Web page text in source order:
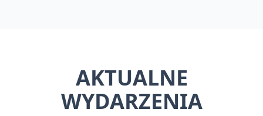
AKTUALNE
WYDARZENIA